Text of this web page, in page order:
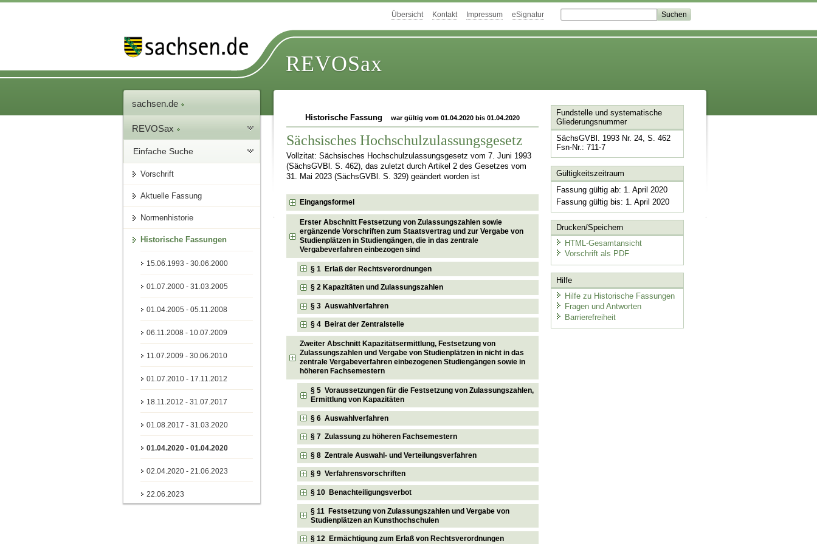
Übersicht Kontakt Impressum eSignatur
REVOSax
sachsen.de
REVOSax
Einfache Suche
Vorschrift
Aktuelle Fassung
Normenhistorie
Historische Fassungen
15.06.1993 - 30.06.2000
01.07.2000 - 31.03.2005
01.04.2005 - 05.11.2008
06.11.2008 - 10.07.2009
11.07.2009 - 30.06.2010
01.07.2010 - 17.11.2012
18.11.2012 - 31.07.2017
01.08.2017 - 31.03.2020
01.04.2020 - 01.04.2020
02.04.2020 - 21.06.2023
22.06.2023
Historische Fassung war gültig vom 01.04.2020 bis 01.04.2020
Sächsisches Hochschulzulassungsgesetz
Vollzitat: Sächsisches Hochschulzulassungsgesetz vom 7. Juni 1993
(SächsGVBl. S. 462), das zuletzt durch Artikel 2 des Gesetzes vom
31. Mai 2023 (SächsGVBl. S. 329) geändert worden ist
Eingangsformel
Erster Abschnitt Festsetzung von Zulassungszahlen sowie
ergänzende Vorschriften zum Staatsvertrag und zur Vergabe von
Studienplätzen in Studiengängen, die in das zentrale
Vergabeverfahren einbezogen sind
§ 1 Erlaß der Rechtsverordnungen
§ 2 Kapazitäten und Zulassungszahlen
§ 3 Auswahlverfahren
§ 4 Beirat der Zentralstelle
Zweiter Abschnitt Kapazitätsermittlung, Festsetzung von
Zulassungszahlen und Vergabe von Studienplätzen in nicht in das
zentrale Vergabeverfahren einbezogenen Studiengängen sowie in
höheren Fachsemestern
§ 5 Voraussetzungen für die Festsetzung von Zulassungszahlen,
Ermittlung von Kapazitäten
§ 6 Auswahlverfahren
§ 7 Zulassung zu höheren Fachsemestern
§ 8 Zentrale Auswahl- und Verteilungsverfahren
§ 9 Verfahrensvorschriften
§ 10 Benachteiligungsverbot
§ 11 Festsetzung von Zulassungszahlen und Vergabe von
Studienplätzen an Kunsthochschulen
§ 12 Ermächtigung zum Erlaß von Rechtsverordnungen
Fundstelle und systematische
Gliederungsnummer
SächsGVBl. 1993 Nr. 24, S. 462
Fsn-Nr.: 711-7
Gültigkeitszeitraum
Fassung gültig ab: 1. April 2020
Fassung gültig bis: 1. April 2020
Drucken/Speichern
HTML-Gesamtansicht
Vorschrift als PDF
Hilfe
Hilfe zu Historische Fassungen
Fragen und Antworten
Barrierefreiheit